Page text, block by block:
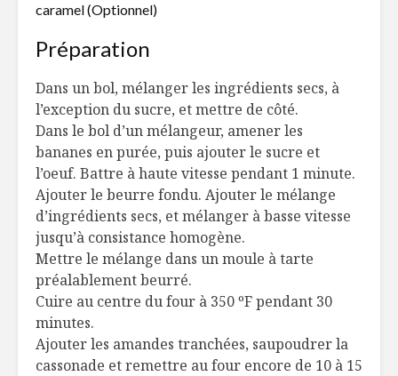
caramel (Optionnel)
Préparation
Dans un bol, mélanger les ingrédients secs, à
l’exception du sucre, et mettre de côté.
Dans le bol d’un mélangeur, amener les
bananes en purée, puis ajouter le sucre et
l’oeuf. Battre à haute vitesse pendant 1 minute.
Ajouter le beurre fondu. Ajouter le mélange
d’ingrédients secs, et mélanger à basse vitesse
jusqu’à consistance homogène.
Mettre le mélange dans un moule à tarte
préalablement beurré.
Cuire au centre du four à 350 ºF pendant 30
minutes.
Ajouter les amandes tranchées, saupoudrer la
cassonade et remettre au four encore de 10 à 15
du déjeuner au